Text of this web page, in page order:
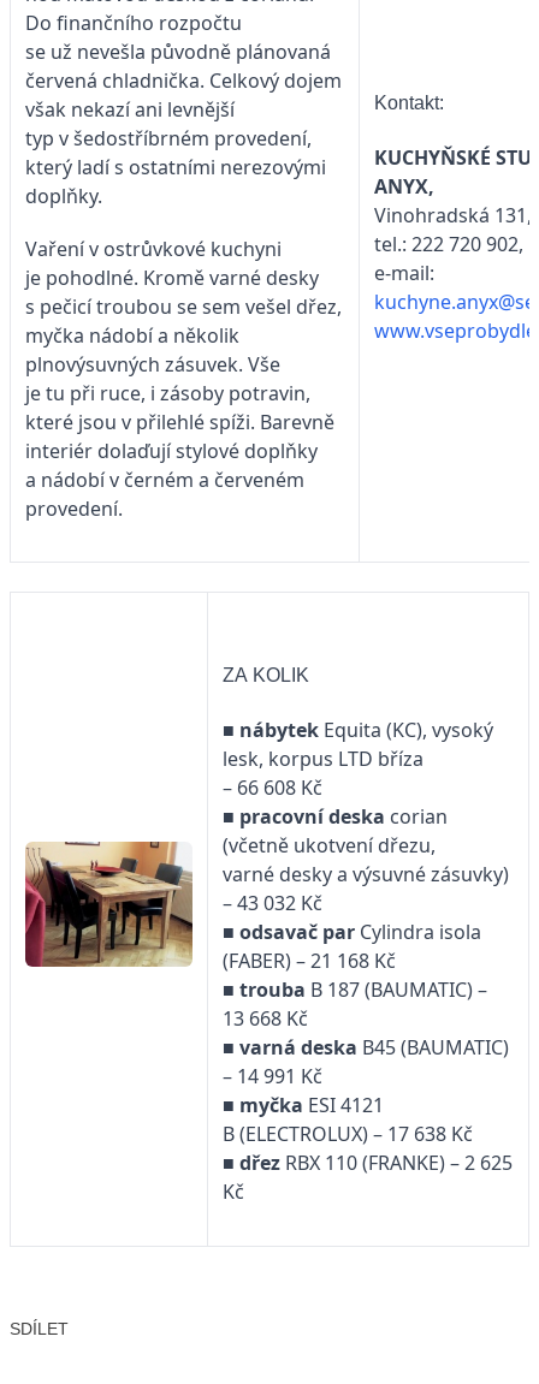
Do finančního rozpočtu
se už nevešla původně plánovaná
červená chladnička. Celkový dojem
však nekazí ani levnější
typ v šedostříbrném provedení,
který ladí s ostatními nerezovými
doplňky.
Vaření v ostrůvkové kuchyni
je pohodlné. Kromě varné desky
s pečicí troubou se sem vešel dřez,
myčka nádobí a několik
plnovýsuvných zásuvek. Vše
je tu při ruce, i zásoby potravin,
které jsou v přilehlé spíži. Barevně
interiér dolaďují stylové doplňky
a nádobí v černém a červeném
provedení.
Kontakt:
KUCHYŇSKÉ
ANYX,
Vinohradská
tel.: 222 720 902,
e-mail:
ZA KOLIK
■ nábytek Equita (KC), vysoký
lesk, korpus LTD bříza
– 66 608 Kč
■ pracovní deska corian
(včetně ukotvení dřezu,
varné desky a výsuvné zásuvky)
– 43 032 Kč
■ odsavač par Cylindra isola
(FABER) – 21 168 Kč
■ trouba B 187 (BAUMATIC) –
13 668 Kč
■ varná deska B45 (BAUMATIC)
– 14 991 Kč
■ myčka ESI 4121
B (ELECTROLUX) – 17 638 Kč
■ dřez RBX 110 (FRANKE) – 2 625
Kč
SDÍLET